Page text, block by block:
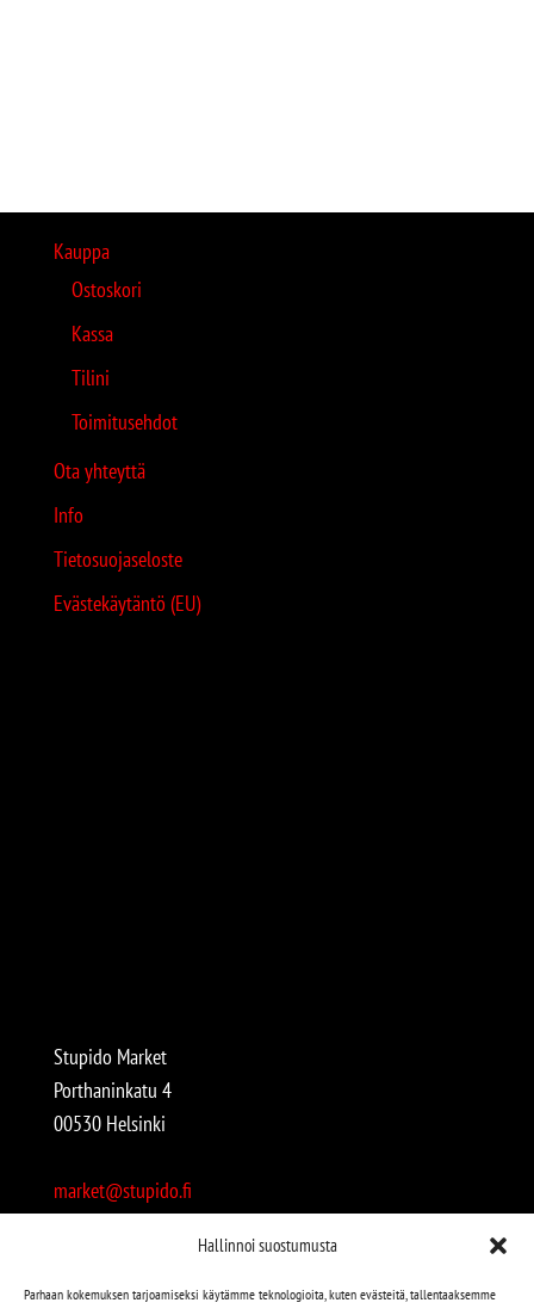
Hallinnoi suostumusta
Parhaan kokemuksen tarjoamiseksi käytämme teknologioita, kuten evästeitä, tallentaaksemme
Kauppa
Ostoskori
Kassa
Tilini
Toimitusehdot
Ota yhteyttä
Info
Tietosuojaseloste
Evästekäytäntö (EU)
Stupido Market
Porthaninkatu 4
00530 Helsinki
market@stupido.fi
Avoinna: